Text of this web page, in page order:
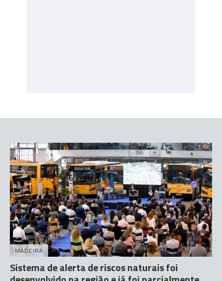
MADEIRA
Sistema de alerta de riscos naturais foi